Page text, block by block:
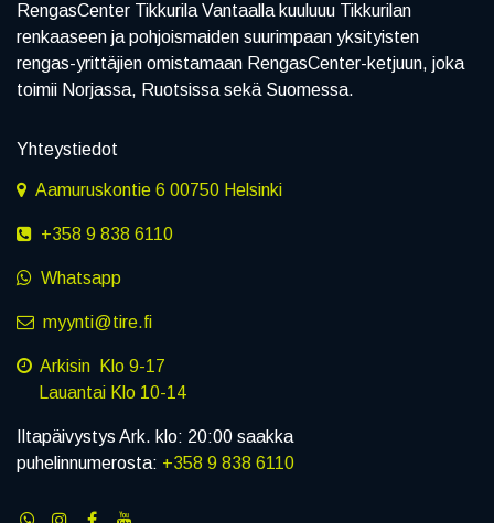
RengasCenter Tikkurila Vantaalla kuuluuu Tikkurilan
renkaaseen ja pohjoismaiden suurimpaan yksityisten
rengas-yrittäjien omistamaan RengasCenter-ketjuun, joka
toimii Norjassa, Ruotsissa sekä Suomessa.
Yhteystiedot
Aamuruskontie 6 00750 Helsinki
+358 9 838 6110
Whatsapp
myynti@tire.fi
Arkisin Klo 9-17
Lauantai Klo 10-14
Iltapäivystys Ark. klo: 20:00 saakka
puhelinnumerosta: +358 9 838 6110